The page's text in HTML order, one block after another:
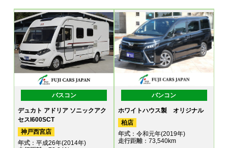
バスコン
デュカト アドリア ソニックアク
セスI600SCT
神戸西宮店
年式 ：平成26年(2014年)
バンコン
ホワイトハウス製 オリジナル
柏店
年式：令和元年(2019年)
走行距離：73,540km